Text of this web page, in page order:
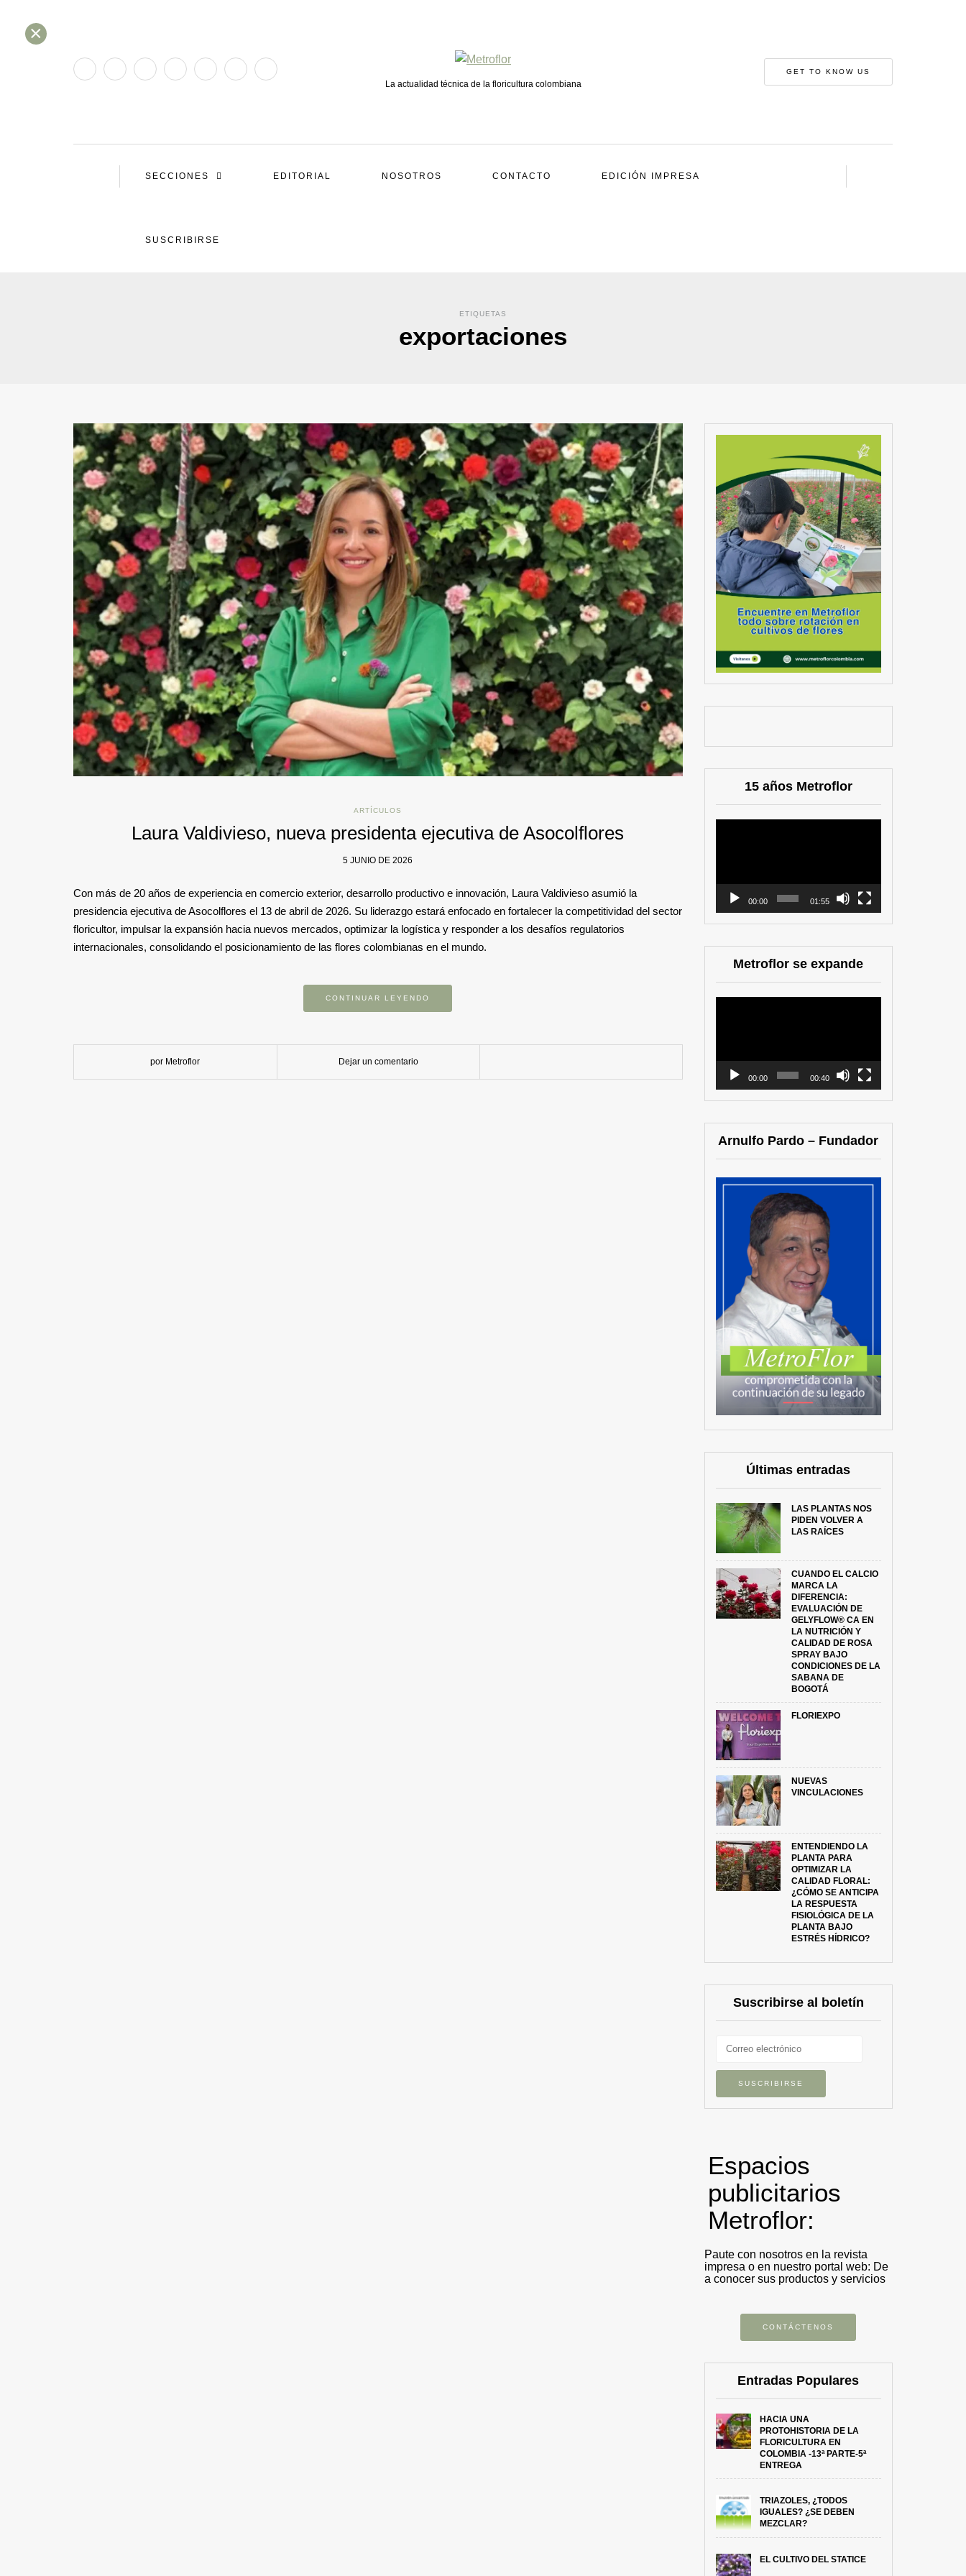
La actualidad técnica de la floricultura colombiana
GET TO KNOW US
SECCIONES EDITORIAL NOSOTROS CONTACTO EDICIÓN IMPRESA
SUSCRIBIRSE
ETIQUETAS
exportaciones
ARTÍCULOS
Laura Valdivieso, nueva presidenta ejecutiva de Asocolflores
5 JUNIO DE 2026
Con más de 20 años de experiencia en comercio exterior, desarrollo productivo e innovación, Laura Valdivieso asumió la
presidencia ejecutiva de Asocolflores el 13 de abril de 2026. Su liderazgo estará enfocado en fortalecer la competitividad del sector
floricultor, impulsar la expansión hacia nuevos mercados, optimizar la logística y responder a los desafíos regulatorios
internacionales, consolidando el posicionamiento de las flores colombianas en el mundo.
CONTINUAR LEYENDO
por Metroflor Dejar un comentario
15 años Metroflor
00:00 01:55
Metroflor se expande
00:00 00:40
Arnulfo Pardo – Fundador
Últimas entradas
LAS PLANTAS NOS
PIDEN VOLVER A
LAS RAÍCES
CUANDO EL CALCIO
MARCA LA
DIFERENCIA:
EVALUACIÓN DE
GELYFLOW® CA EN
LA NUTRICIÓN Y
CALIDAD DE ROSA
SPRAY BAJO
CONDICIONES DE LA
SABANA DE
BOGOTÁ
FLORIEXPO
NUEVAS
VINCULACIONES
ENTENDIENDO LA
PLANTA PARA
OPTIMIZAR LA
CALIDAD FLORAL:
¿CÓMO SE ANTICIPA
LA RESPUESTA
FISIOLÓGICA DE LA
PLANTA BAJO
ESTRÉS HÍDRICO?
Suscribirse al boletín
Espacios
publicitarios
Metroflor:
Paute con nosotros en la revista
impresa o en nuestro portal web: De
a conocer sus productos y servicios
CONTÁCTENOS
Entradas Populares
HACIA UNA
PROTOHISTORIA DE LA
FLORICULTURA EN
COLOMBIA -13ª PARTE-5ª
ENTREGA
TRIAZOLES, ¿TODOS
IGUALES? ¿SE DEBEN
MEZCLAR?
EL CULTIVO DEL STATICE
×